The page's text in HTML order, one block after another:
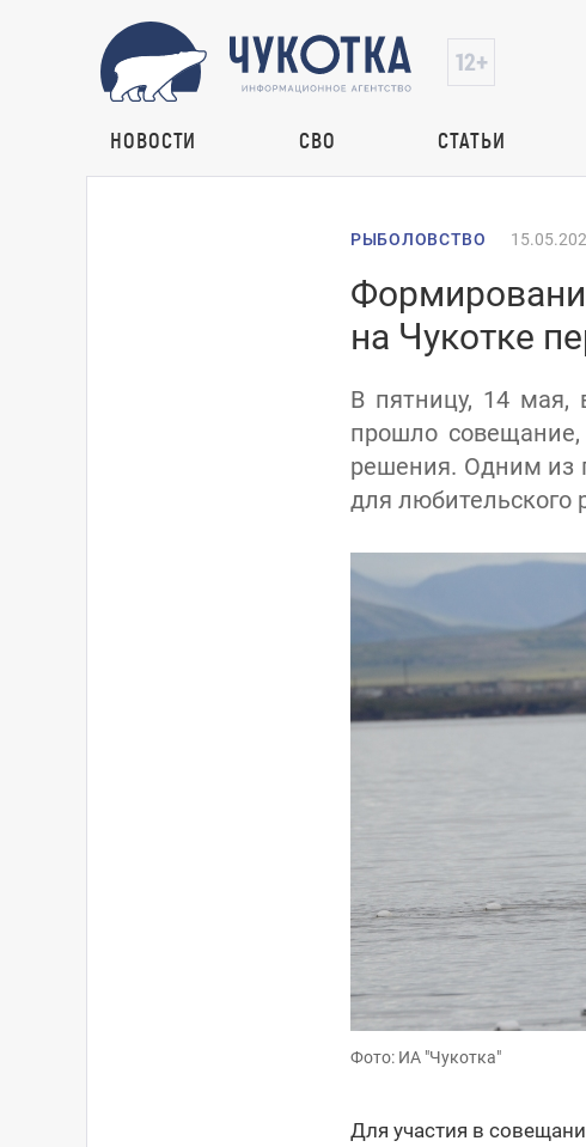
НОВОСТИ СВО СТАТЬИ
РЫБОЛОВСТВО
на Чукотке
В пятницу, 14 мая,
прошло
решения. Одним из
для любительского
Фото: ИА "Чукотка"
Для участия в